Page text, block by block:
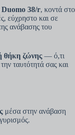
Duomo 38/r, κοντά στο
εύχρηστο και σε
ανάβασης του
θήκη ζώνης — ό,τι
ταυτότητά σας και
μέσα στην ανάβαση